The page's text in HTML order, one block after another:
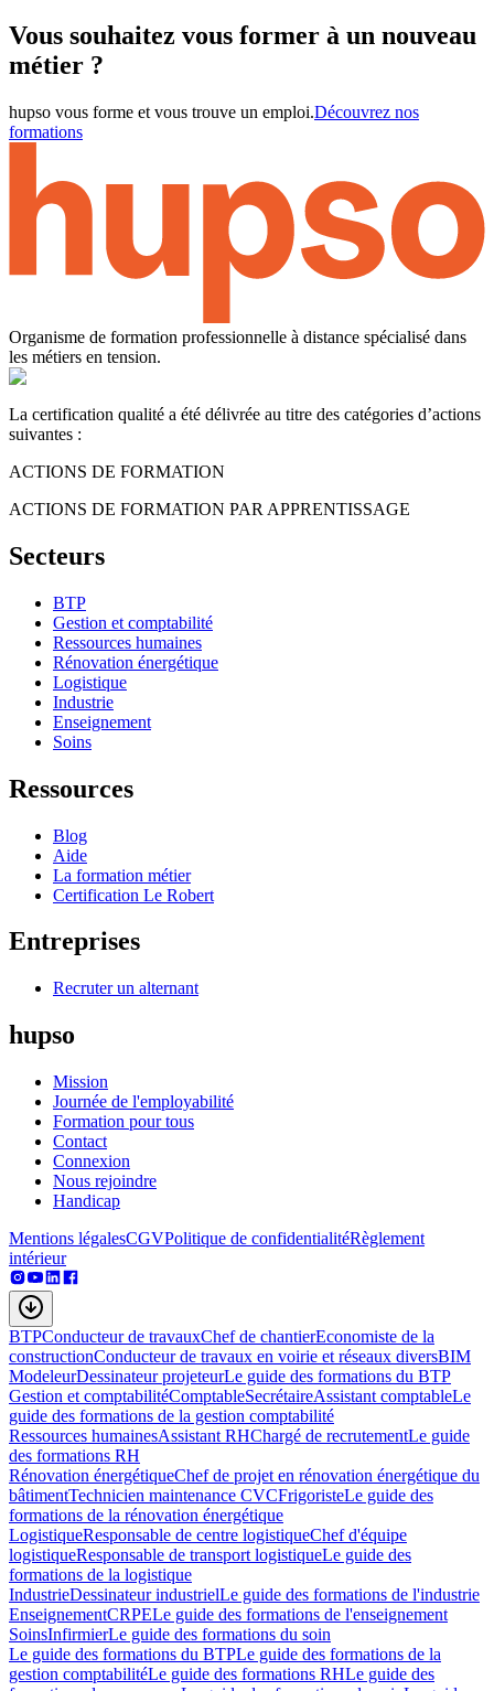
Vous souhaitez vous former à un nouveau
métier ?
hupso vous forme et vous trouve un emploi.Découvrez nos
formations
Organisme de formation professionnelle à distance spécialisé dans
les métiers en tension.
La certification qualité a été délivrée au titre des catégories d’actions
suivantes :
ACTIONS DE FORMATION
ACTIONS DE FORMATION PAR APPRENTISSAGE
Secteurs
BTP
Gestion et comptabilité
Ressources humaines
Rénovation énergétique
Logistique
Industrie
Enseignement
Soins
Ressources
Blog
Aide
La formation métier
Certification Le Robert
Entreprises
Recruter un alternant
hupso
Mission
Journée de l'employabilité
Formation pour tous
Contact
Connexion
Nous rejoindre
Handicap
Mentions légalesCGVPolitique de confidentialitéRèglement
intérieur
BTPConducteur de travauxChef de chantierEconomiste de la
constructionConducteur de travaux en voirie et réseaux diversBIM
ModeleurDessinateur projeteurLe guide des formations du BTP
Gestion et comptabilitéComptableSecrétaireAssistant comptableLe
guide des formations de la gestion comptabilité
Ressources humainesAssistant RHChargé de recrutementLe guide
des formations RH
Rénovation énergétiqueChef de projet en rénovation énergétique du
bâtimentTechnicien maintenance CVCFrigoristeLe guide des
formations de la rénovation énergétique
LogistiqueResponsable de centre logistiqueChef d'équipe
logistiqueResponsable de transport logistiqueLe guide des
formations de la logistique
IndustrieDessinateur industrielLe guide des formations de l'industrie
EnseignementCRPELe guide des formations de l'enseignement
SoinsInfirmierLe guide des formations du soin
Le guide des formations du BTPLe guide des formations de la
gestion comptabilitéLe guide des formations RHLe guide des